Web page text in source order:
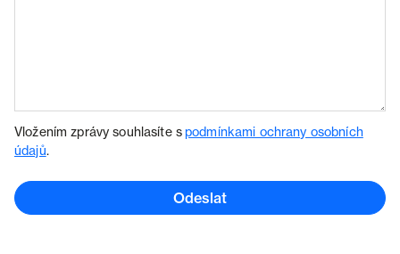
Vložením zprávy souhlasíte spodmínkami ochrany osobních
údajů.
Odeslat